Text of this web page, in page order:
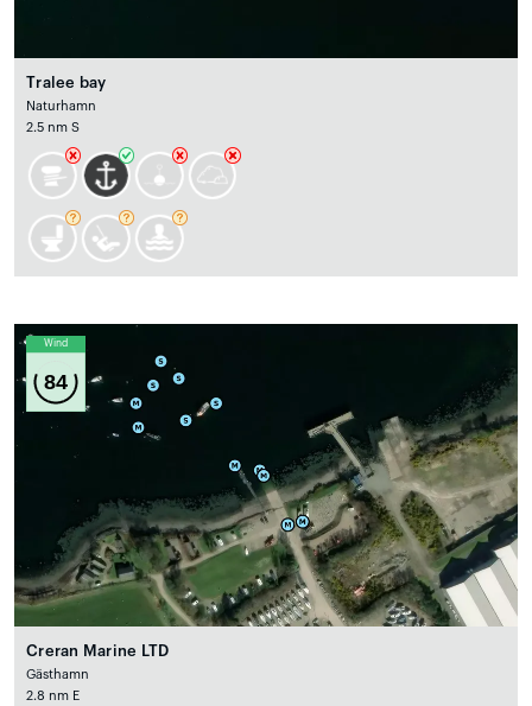
Tralee bay
Naturhamn
2.5 nm S
Wind
84
Creran Marine LTD
Gästhamn
2.8 nm E